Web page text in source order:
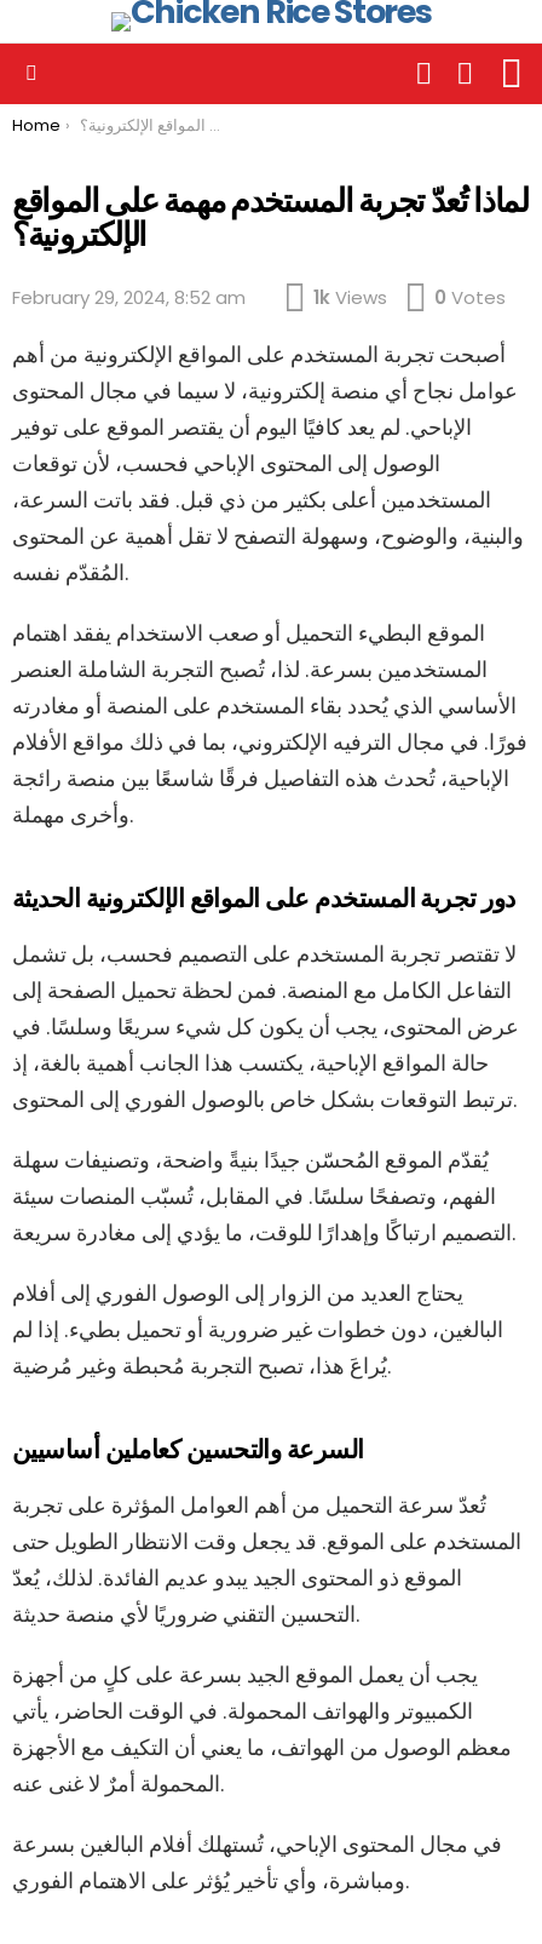
SWITCH
SKIN
SEARCH
You are here:
Home لماذا تُعدّ تجربة المستخدم مهمة على المواقع الإلكترونية؟
لماذا تُعدّ تجربة المستخدم مهمة على المواقع
الإلكترونية؟
February 29, 2024, 8:52 am 1kViews 0 Votes
أصبحت تجربة المستخدم على المواقع الإلكترونية من أهم
عوامل نجاح أي منصة إلكترونية، لا سيما في مجال المحتوى
الإباحي. لم يعد كافيًا اليوم أن يقتصر الموقع على توفير
الوصول إلى المحتوى الإباحي فحسب، لأن توقعات
المستخدمين أعلى بكثير من ذي قبل. فقد باتت السرعة،
والبنية، والوضوح، وسهولة التصفح لا تقل أهمية عن المحتوى
المُقدّم نفسه.
الموقع البطيء التحميل أو صعب الاستخدام يفقد اهتمام
المستخدمين بسرعة. لذا، تُصبح التجربة الشاملة العنصر
الأساسي الذي يُحدد بقاء المستخدم على المنصة أو مغادرته
فورًا. في مجال الترفيه الإلكتروني، بما في ذلك مواقع الأفلام
الإباحية، تُحدث هذه التفاصيل فرقًا شاسعًا بين منصة رائجة
وأخرى مهملة.
دور تجربة المستخدم على المواقع الإلكترونية الحديثة
لا تقتصر تجربة المستخدم على التصميم فحسب، بل تشمل
التفاعل الكامل مع المنصة. فمن لحظة تحميل الصفحة إلى
عرض المحتوى، يجب أن يكون كل شيء سريعًا وسلسًا. في
حالة المواقع الإباحية، يكتسب هذا الجانب أهمية بالغة، إذ
ترتبط التوقعات بشكل خاص بالوصول الفوري إلى المحتوى.
يُقدّم الموقع المُحسّن جيدًا بنيةً واضحة، وتصنيفات سهلة
الفهم، وتصفحًا سلسًا. في المقابل، تُسبّب المنصات سيئة
التصميم ارتباكًا وإهدارًا للوقت، ما يؤدي إلى مغادرة سريعة.
يحتاج العديد من الزوار إلى الوصول الفوري إلى أفلام
البالغين، دون خطوات غير ضرورية أو تحميل بطيء. إذا لم
يُراعَ هذا، تصبح التجربة مُحبطة وغير مُرضية.
السرعة والتحسين كعاملين أساسيين
تُعدّ سرعة التحميل من أهم العوامل المؤثرة على تجربة
المستخدم على الموقع. قد يجعل وقت الانتظار الطويل حتى
الموقع ذو المحتوى الجيد يبدو عديم الفائدة. لذلك، يُعدّ
التحسين التقني ضروريًا لأي منصة حديثة.
يجب أن يعمل الموقع الجيد بسرعة على كلٍ من أجهزة
الكمبيوتر والهواتف المحمولة. في الوقت الحاضر، يأتي
معظم الوصول من الهواتف، ما يعني أن التكيف مع الأجهزة
المحمولة أمرٌ لا غنى عنه.
في مجال المحتوى الإباحي، تُستهلك أفلام البالغين بسرعة
ومباشرة، وأي تأخير يُؤثر على الاهتمام الفوري.